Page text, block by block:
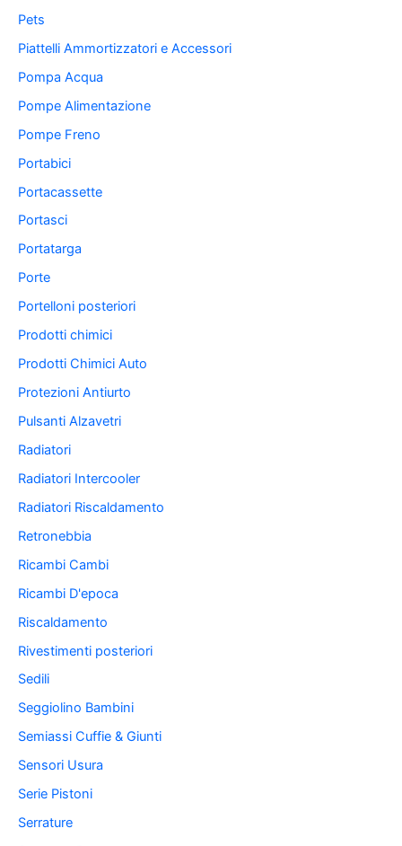
Pets
Piattelli Ammortizzatori e Accessori
Pompa Acqua
Pompe Alimentazione
Pompe Freno
Portabici
Portacassette
Portasci
Portatarga
Porte
Portelloni posteriori
Prodotti chimici
Prodotti Chimici Auto
Protezioni Antiurto
Pulsanti Alzavetri
Radiatori
Radiatori Intercooler
Radiatori Riscaldamento
Retronebbia
Ricambi Cambi
Ricambi D'epoca
Riscaldamento
Rivestimenti posteriori
Sedili
Seggiolino Bambini
Semiassi Cuffie & Giunti
Sensori Usura
Serie Pistoni
Serrature